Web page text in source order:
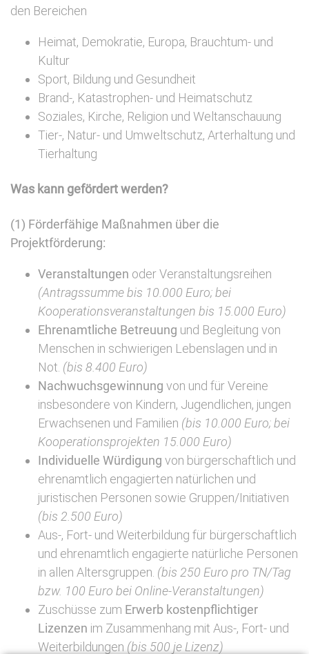
den Bereichen
Heimat, Demokratie, Europa, Brauchtum- und
Kultur
Sport, Bildung und Gesundheit
Brand-, Katastrophen- und Heimatschutz
Soziales, Kirche, Religion und Weltanschauung
Tier-, Natur- und Umweltschutz, Arterhaltung und
Tierhaltung
Was kann gefördert werden?
(1) Förderfähige Maßnahmen über die
Projektförderung:
Veranstaltungen oder Veranstaltungsreihen
(Antragssumme bis 10.000 Euro; bei
Kooperationsveranstaltungen bis 15.000 Euro)
Ehrenamtliche Betreuung und Begleitung von
Menschen in schwierigen Lebenslagen und in
Not. (bis 8.400 Euro)
Nachwuchsgewinnung von und für Vereine
insbesondere von Kindern, Jugendlichen, jungen
Erwachsenen und Familien (bis 10.000 Euro; bei
Kooperationsprojekten 15.000 Euro)
Individuelle Würdigung von bürgerschaftlich und
ehrenamtlich engagierten natürlichen und
juristischen Personen sowie Gruppen/Initiativen
(bis 2.500 Euro)
Aus-, Fort- und Weiterbildung für bürgerschaftlich
und ehrenamtlich engagierte natürliche Personen
in allen Altersgruppen. (bis 250 Euro pro TN/Tag
bzw. 100 Euro bei Online-Veranstaltungen)
Zuschüsse zum Erwerb kostenpflichtiger
Lizenzen im Zusammenhang mit Aus-, Fort- und
Weiterbildungen (bis 500 je Lizenz)